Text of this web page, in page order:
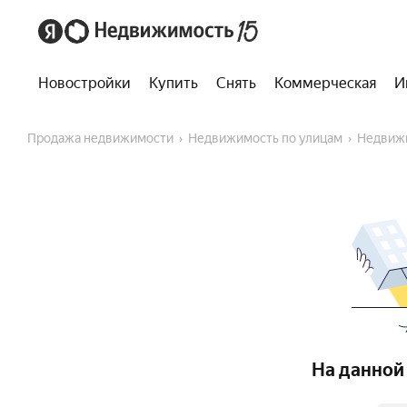
Новостройки Купить Снять Коммерческая
Продажа недвижимости Недвижимость по улицам
На